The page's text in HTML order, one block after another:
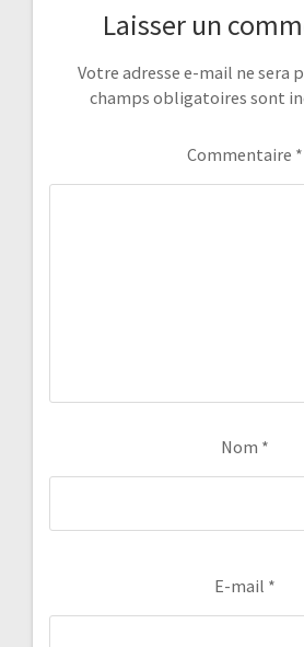
Laisser un
Votre adresse e-mail ne sera
champs obligatoires sont
Commentaire *
Nom *
E-mail *